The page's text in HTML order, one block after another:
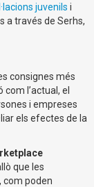
juvenils i
a través de Serhs,
consignes més
l’actual, el
i empreses
els efectes de la
que les
com poden